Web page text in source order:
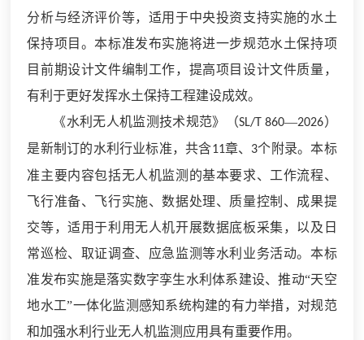
分析与经济评价等，适用于中央投资支持实施的水土
保持项目。本标准发布实施将进一步规范水土保持项
目前期设计文件编制工作，提高项目设计文件质量，
有利于更好发挥水土保持工程建设成效。
《水利无人机监测技术规范》（SL/T 860—2026）
是新制订的水利行业标准，共含11章、 3个附录。本标
准主要内容包括无人机监测的基本要求、工作流程、
飞行准备、飞行实施、数据处理、质量控制、成果提
交等，适用于利用无人机开展数据底板采集，以及日
常巡检、取证调查、应急监测等水利业务活动。本标
准发布实施是落实数字孪生水利体系建设、推动“天空
地水工”一体化监测感知系统构建的有力举措，对规范
和加强水利行业无人机监测应用具有重要作用。